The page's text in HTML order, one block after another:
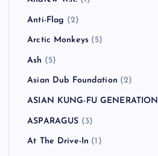
Anti-Flag (2)
Arctic Monkeys (5)
Ash (5)
Asian Dub Foundation (2)
ASIAN KUNG-FU GENERATION
ASPARAGUS (3)
At The Drive-In (1)